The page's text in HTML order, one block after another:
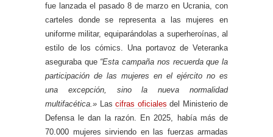
fue lanzada el pasado 8 de marzo en Ucrania, con
carteles donde se representa a las mujeres en
uniforme militar, equiparándolas a superheroínas, al
estilo de los cómics. Una portavoz de Veteranka
aseguraba que “Esta campaña nos recuerda que la
participación de las mujeres en el ejército no es
una excepción, sino la nueva normalidad
multifacética.» Las cifras oficiales del Ministerio de
Defensa le dan la razón. En 2025, había más de
70.000 mujeres sirviendo en las fuerzas armadas